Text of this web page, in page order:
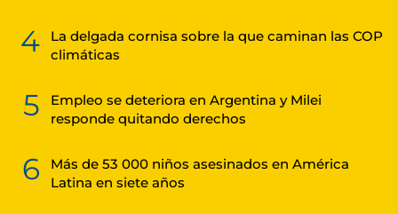
4
La delgada cornisa sobre la que caminan las COP
climáticas
5
Empleo se deteriora en Argentina y Milei
responde quitando derechos
6
Más de 53 000 niños asesinados en América
Latina en siete años